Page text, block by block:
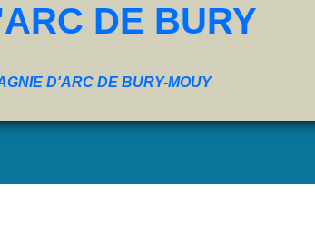
DE BURY
D'ARC DE BURY-MOUY